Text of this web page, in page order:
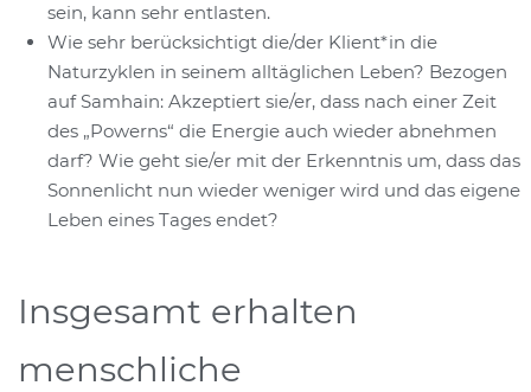
sein, kann sehr entlasten.
Wie sehr berücksichtigt die/der Klient*in die
Naturzyklen in seinem alltäglichen Leben? Bezogen
auf Samhain: Akzeptiert sie/er, dass nach einer Zeit
des „Powerns“ die Energie auch wieder abnehmen
darf? Wie geht sie/er mit der Erkenntnis um, dass das
Sonnenlicht nun wieder weniger wird und das eigene
Leben eines Tages endet?
Insgesamt erhalten
menschliche